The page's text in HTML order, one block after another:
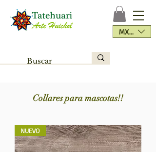
MXN ($)
Collares para mascotas!!
NUEVO